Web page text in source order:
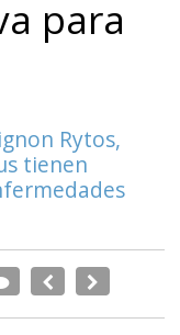
para
Rytos,
tienen